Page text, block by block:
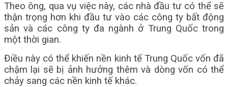
Theo ông, qua vụ việc này, các nhà đầu tư có thể sẽ
thận trọng hơn khi đầu tư vào các công ty bất động
sản và các công ty đa ngành ở Trung Quốc trong
một thời gian.
Điều này có thể khiến nền kinh tế Trung Quốc vốn đã
chậm lại sẽ bị ảnh hưởng thêm và dòng vốn có thể
chảy sang các nền kinh tế khác.